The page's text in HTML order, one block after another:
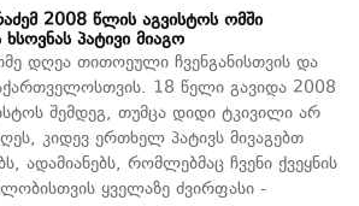
2008 წლის აგვისტოს ომში
პატივი მიაგო
დღეა თითოეული ჩვენგანისთვის და
18 წელი გავიდა 2008
შემდეგ, თუმცა დიდი ტკივილი არ
კიდევ ერთხელ პატივს მივაგებთ
ადამიანებს, რომლებმაც ჩვენი ქვეყნის
ყველაზე ძვირფასი -